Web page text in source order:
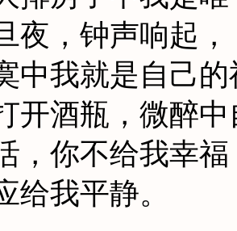
，钟声响起，
我就是自己的
酒瓶，微醉中
你不给我幸福
我平静。